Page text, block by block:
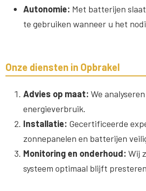
Autonomie: Met batterijen
te gebruiken wanneer u het
Onze diensten in Opbrakel
Advies op maat: We
energieverbruik.
Installatie: Gecertificeerde
zonnepanelen en batterijen
Monitoring en onderhoud: Wij
systeem optimaal blijft